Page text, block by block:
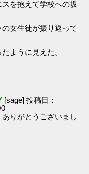
を抱えて学校への坂
女生徒が振り返って
ように見えた。
[sage] 投稿日：
りがとうございまし